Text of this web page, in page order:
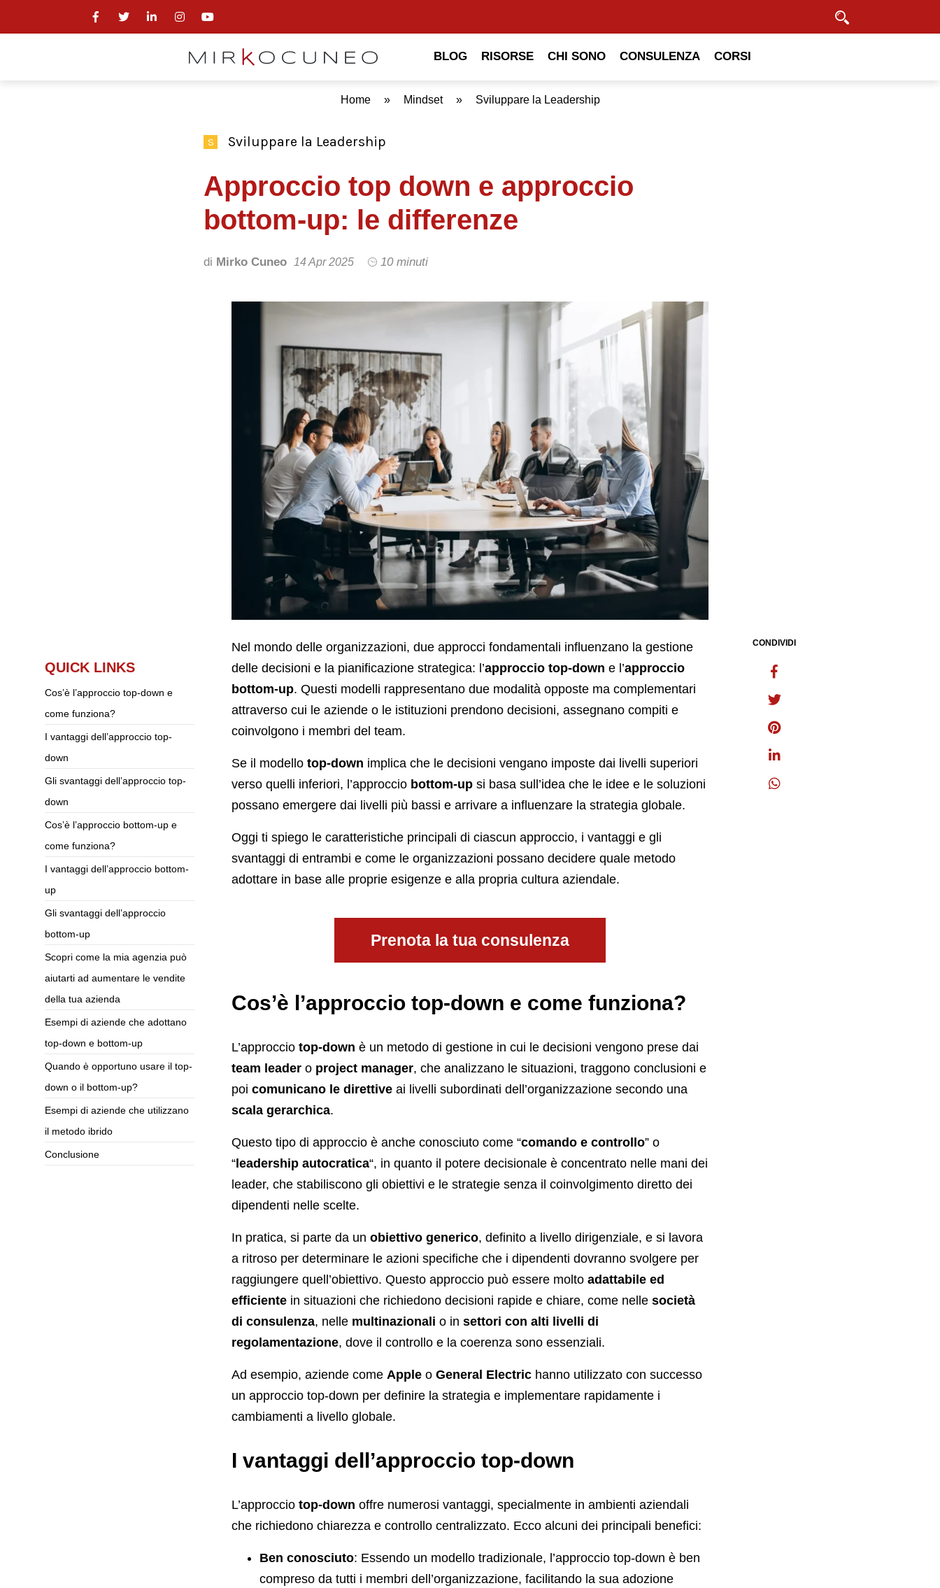
BLOG RISORSE CHI SONO CONSULENZA CORSI
Home » Mindset » Sviluppare la Leadership
S Sviluppare la Leadership
Approccio top down e approccio
bottom-up: le differenze
di Mirko Cuneo 14 Apr 2025 10 minuti
QUICK LINKS
Cos’è l’approccio top-down e
come funziona?
I vantaggi dell’approccio top-
down
Gli svantaggi dell’approccio top-
down
Cos’è l’approccio bottom-up e
come funziona?
I vantaggi dell’approccio bottom-
up
Gli svantaggi dell’approccio
bottom-up
Scopri come la mia agenzia può
aiutarti ad aumentare le vendite
della tua azienda
Esempi di aziende che adottano
top-down e bottom-up
Quando è opportuno usare il top-
down o il bottom-up?
Esempi di aziende che utilizzano
il metodo ibrido
Conclusione
Nel mondo delle organizzazioni, due approcci fondamentali influenzano la gestione
delle decisioni e la pianificazione strategica: l’approccio top-down e l’approccio
bottom-up. Questi modelli rappresentano due modalità opposte ma complementari
attraverso cui le aziende o le istituzioni prendono decisioni, assegnano compiti e
coinvolgono i membri del team.
Se il modello top-down implica che le decisioni vengano imposte dai livelli superiori
verso quelli inferiori, l’approccio bottom-upsi basa sull’idea che le idee e le soluzioni
possano emergere dai livelli più bassi e arrivare a influenzare la strategia globale.
Oggi ti spiego le caratteristiche principali di ciascun approccio, i vantaggi e gli
svantaggi di entrambi e come le organizzazioni possano decidere quale metodo
adottare in base alle proprie esigenze e alla propria cultura aziendale.
Prenota la tua consulenza
Cos’è l’approccio top-down e come funziona?
L’approccio top-down è un metodo di gestione in cui le decisioni vengono prese dai
team leadero project manager, che analizzano le situazioni, traggono conclusioni e
poi comunicano le direttiveai livelli subordinati dell’organizzazione secondo una
scala gerarchica.
Questo tipo di approccio è anche conosciuto come “comando e controllo” o
“leadership autocratica“, in quanto il potere decisionale è concentrato nelle mani dei
leader, che stabiliscono gli obiettivi e le strategie senza il coinvolgimento diretto dei
dipendenti nelle scelte.
In pratica, si parte da un obiettivo generico, definito a livello dirigenziale, e si lavora
a ritroso per determinare le azioni specifiche che i dipendenti dovranno svolgere per
raggiungere quell’obiettivo. Questo approccio può essere molto adattabile ed
efficientein situazioni che richiedono decisioni rapide e chiare, come nelle società
di consulenza, nelle multinazionali o in settori con alti livelli di
regolamentazione, dove il controllo e la coerenza sono essenziali.
Ad esempio, aziende come Appleo General Electrichanno utilizzato con successo
un approccio top-down per definire la strategia e implementare rapidamente i
cambiamenti a livello globale.
I vantaggi dell’approccio top-down
L’approccio top-down offre numerosi vantaggi, specialmente in ambienti aziendali
che richiedono chiarezza e controllo centralizzato. Ecco alcuni dei principali benefici:
Ben conosciuto: Essendo un modello tradizionale, l’approccio top-down è ben
compreso da tutti i membri dell’organizzazione, facilitando la sua adozione
CONDIVIDI